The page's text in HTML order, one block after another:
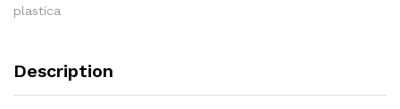
plastica
Description